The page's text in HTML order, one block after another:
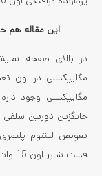
این مقاله هم
مگاپیکسلی وجود
فست شارژ اون 15 وات هست.